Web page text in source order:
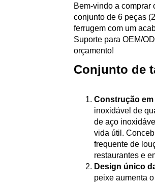
Bem-vindo a comprar
conjunto de 6 peças
ferrugem com um
Suporte para OEM/
orçamento!
Conjunto de
Construção
inoxidável de
de aço
vida útil.
frequente de
restaurantes e
Design único
peixe aumenta